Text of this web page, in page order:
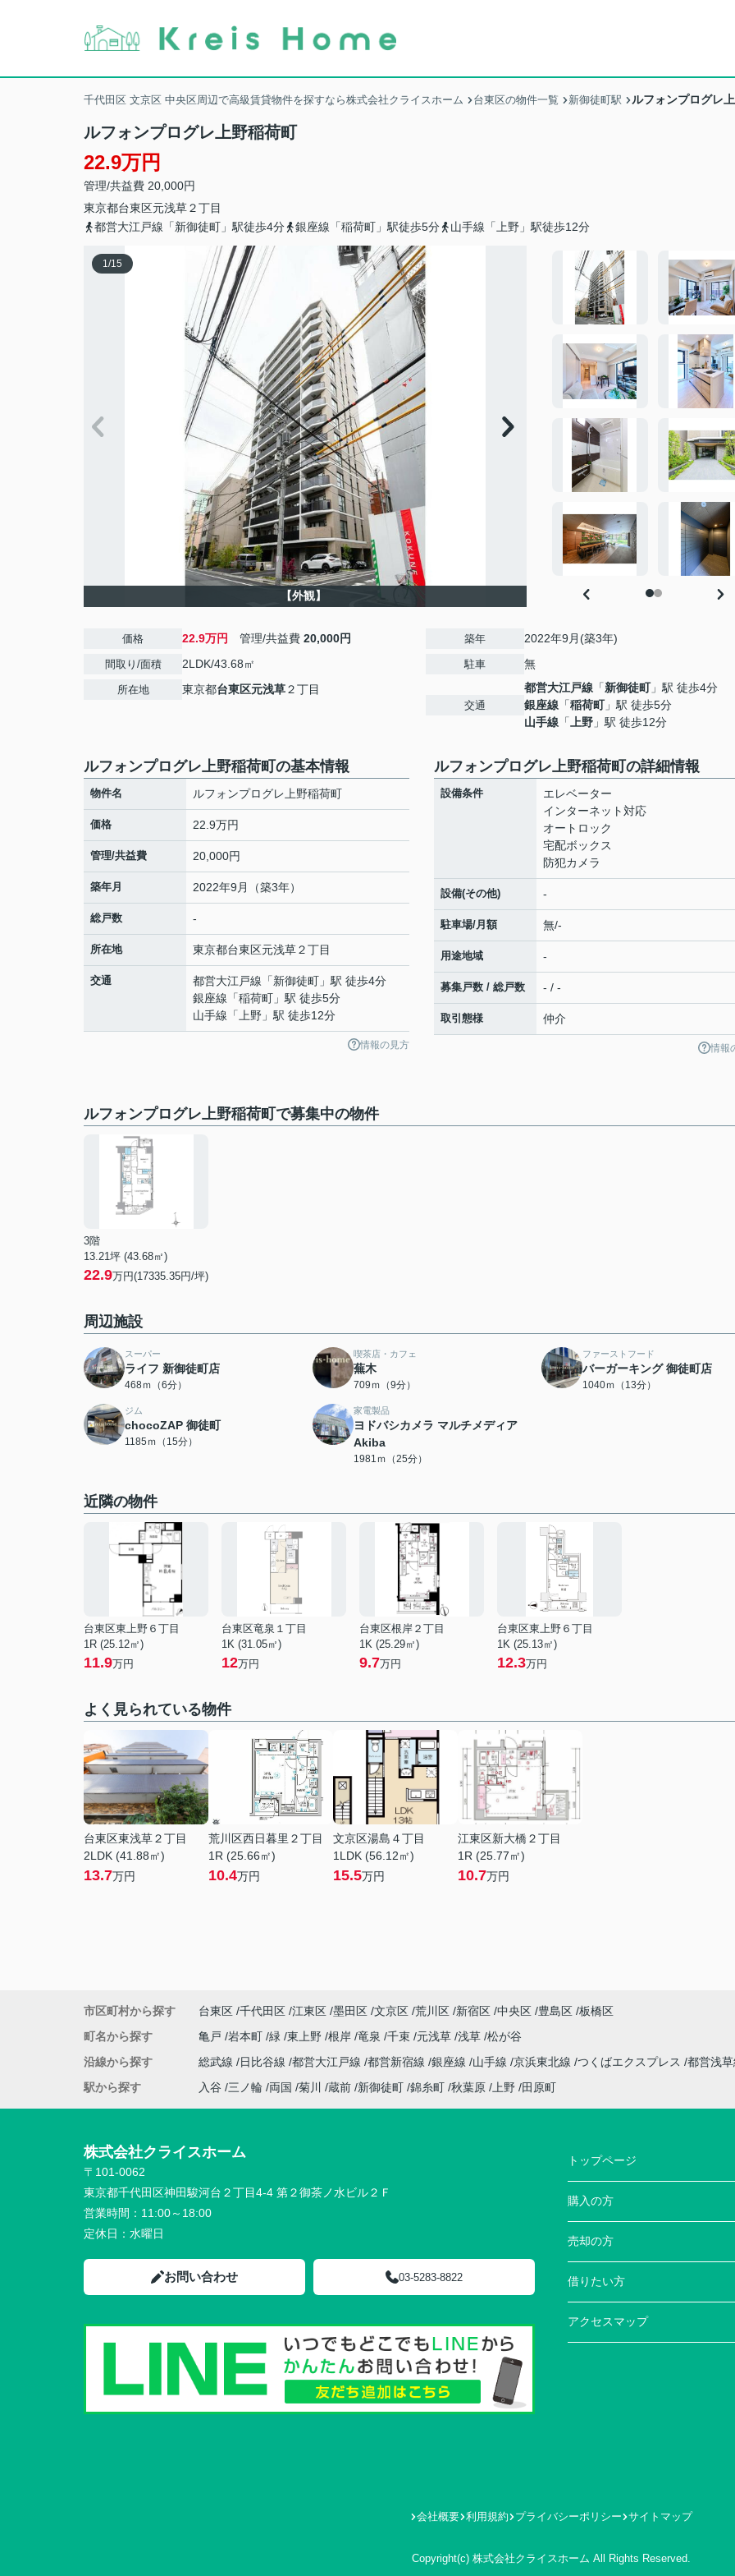
千代田区 文京区 中央区周辺で高級賃貸物件を探すなら株式会社クライスホーム 台東区の物件一覧 新御徒町駅 ルフォンプログレ
ルフォンプログレ上野稲荷町
22.9万円
管理/共益費 20,000円
東京都台東区元浅草２丁目
都営大江戸線「新御徒町」駅徒歩4分
銀座線「稲荷町」駅徒歩5分 山手線「上野」駅徒歩12分
1/15
【外観】
価格 22.9万円 管理/共益費 20,000円
間取り/面積 2LDK/43.68㎡
所在地 東京都台東区元浅草２丁目
築年 2022年9月(築3年)
駐車 無
交通
都営大江戸線 「新御徒町」駅 徒歩4分
銀座線 「稲荷町」駅 徒歩5分
山手線 「 上野 」駅 徒歩12分
ルフォンプログレ上野稲荷町の基本情報
物件名 ルフォンプログレ上野稲荷町
価格 22.9万円
管理/共益費 20,000円
築年月 2022年9月（築3年）
総戸数 -
所在地 東京都台東区元浅草２丁目
交通 都営大江戸線 「新御徒町 」駅 徒歩4分
銀座線 「稲荷町 」駅 徒歩5分
山手線 「 上野 」駅 徒歩12分
情報の見方
ルフォンプログレ上野稲荷町の詳細情報
設備条件
エレベーター
インターネット対応
オートロック
宅配ボックス
防犯カメラ
設備(その他) -
駐車場/月額 無/-
用途地域 -
募集戸数 / 総戸数 - / -
取引態様 仲介
情報
ルフォンプログレ上野稲荷町で募集中の物件
3階
13.21坪 (43.68㎡)
22.9万円(17335.35円/坪)
周辺施設
スーパー
ライフ 新御徒町店
468ｍ（6分）
喫茶店・カフェ
蕪木
709ｍ（9分）
ファーストフード
バーガーキング 御徒町店
1040ｍ（13分）
ジム
chocoZAP 御徒町
1185ｍ（15分）
家電製品
ヨドバシカメラ マルチメディア
Akiba
1981ｍ（25分）
近隣の物件
台東区東上野６丁目
1R (25.12㎡)
11.9万円
台東区竜泉１丁目
1K (31.05㎡)
12万円
台東区根岸２丁目
1K (25.29㎡)
9.7万円
台東区東上野６丁目
1K (25.13㎡)
12.3万円
よく見られている物件
台東区東浅草２丁目
2LDK (41.88㎡)
13.7万円
荒川区西日暮里２丁目
1R (25.66㎡)
10.4万円
文京区湯島４丁目
1LDK (56.12㎡)
15.5万円
江東区新大橋２丁目
1R (25.77㎡)
10.7万円
市区町村から探す 台東区 千代田区 江東区 墨田区 文京区 荒川区 新宿区 中央区 豊島区 板橋区
町名から探す
亀戸 岩本町 緑 東上野 根岸 竜泉 千束 元浅草 浅草 松が谷
沿線から探す
総武線 日比谷線 都営大江戸線 都営新宿線 銀座線 山手線 京浜東北線 つくばエクスプレス
都営浅
駅から探す
入谷 三ノ輪 両国 菊川 蔵前 新御徒町 錦糸町 秋葉原 上野 田原町
株式会社クライスホーム
〒101-0062
東京都千代田区神田駿河台２丁目4-4 第２御茶ノ水ビル２Ｆ
営業時間： 11:00～18:00
定休日： 水曜日
お問い合わせ 03-5283-8822
トップページ
購入の方
売却の方
借りたい方
アクセスマップ
会社概要 利用規約 プライバシーポリシー サイトマップ
Copyright(c) 株式会社クライスホーム All Rights Reserved.